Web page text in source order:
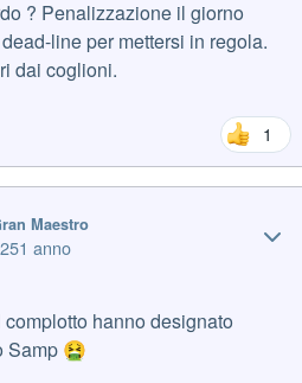
? Penalizzazione il giorno
line per mettersi in regola.
dai coglioni.
1
Maestro
1 anno
hanno designato
Samp 🤮